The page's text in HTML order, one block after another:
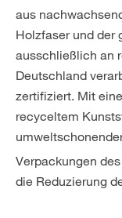
aus
Holzfaser und der
ausschließlich an
Deutschland
zertifiziert. Mit
recyceltem
Verpackungen
die Reduzierung